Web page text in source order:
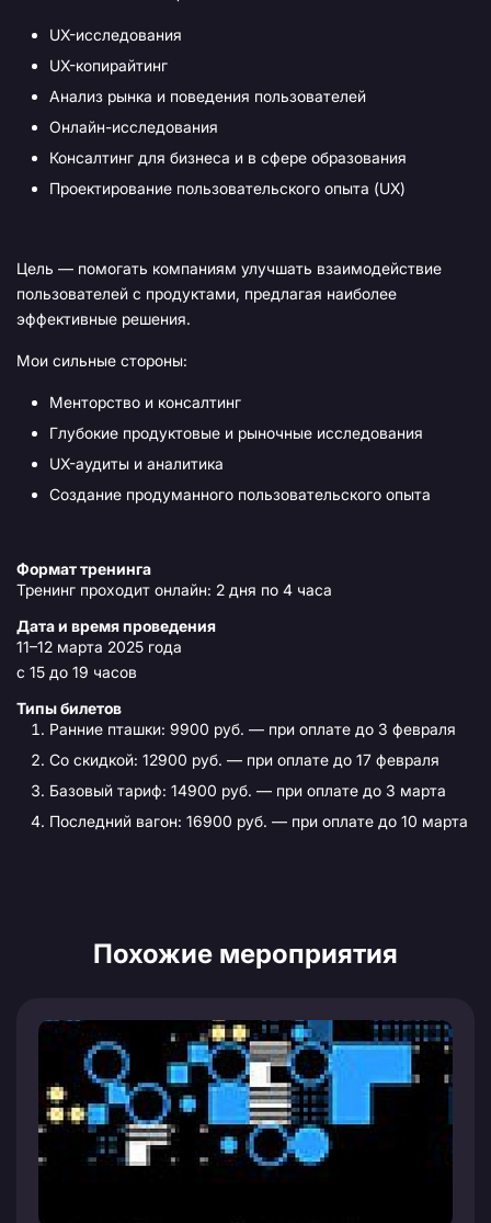
UX-исследования
UX-копирайтинг
Анализ рынка и поведения пользователей
Онлайн-исследования
Консалтинг для бизнеса и в сфере образования
Проектирование пользовательского опыта (UX)
Цель — помогать компаниям улучшать взаимодействие
пользователей с продуктами, предлагая наиболее
эффективные решения.
Мои сильные стороны:
Менторство и консалтинг
Глубокие продуктовые и рыночные исследования
UX-аудиты и аналитика
Создание продуманного пользовательского опыта
Формат тренинга
Тренинг проходит онлайн: 2 дня по 4 часа
Дата и время проведения
11–12 марта 2025 года
с 15 до 19 часов
Типы билетов
Ранние пташки: 9900 руб. — при оплате до 3 февраля
Со скидкой: 12900 руб. — при оплате до 17 февраля
Базовый тариф: 14900 руб. — при оплате до 3 марта
Последний вагон: 16900 руб. — при оплате до 10 марта
Похожие мероприятия